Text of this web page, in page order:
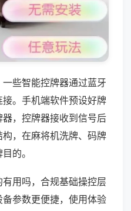
些智能控牌器通过蓝牙
。手机端软件预设好牌
，控牌器接收到信号后
，在麻将机洗牌、码牌
的。
用吗，合规基础操控层
参数更便捷，使用体验